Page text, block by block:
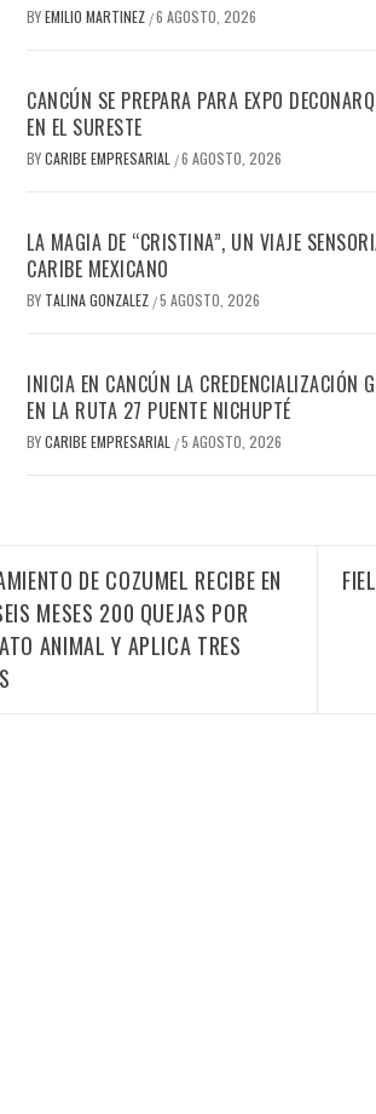
BYEMILIO MARTINEZ /6 AGOSTO, 2026
CANCÚN SE PREPARA PARA EXPO
EN EL SURESTE
BYCARIBE EMPRESARIAL /6 AGOSTO, 2026
LA MAGIA DE “CRISTINA”, UN VIAJE
CARIBE MEXICANO
BY TALINA GONZALEZ /5 AGOSTO, 2026
INICIA EN CANCÚN LA CREDENCIALIZACIÓN
EN LA RUTA 27 PUENTE NICHUPTÉ
BYCARIBE EMPRESARIAL /5 AGOSTO, 2026
DE COZUMEL RECIBE EN
MESES 200 QUEJAS POR
ANIMAL Y APLICA TRES